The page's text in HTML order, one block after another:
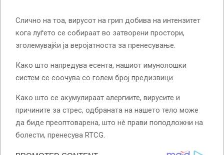
Слично на тоа, вирусот на грип добива на интензитет
кога луѓето се собираат во затворени простори,
зголемувајќи ја веројатноста за пренесување.
Како што напредува есента, нашиот имунолошки
систем се соочува со голем број предизвици.
Како што се акумулираат алергиите, вирусите и
причините за стрес, одбраната на нашето тело може
да биде преоптоварена, што нè прави поподложни на
болести, пренесува RTCG.